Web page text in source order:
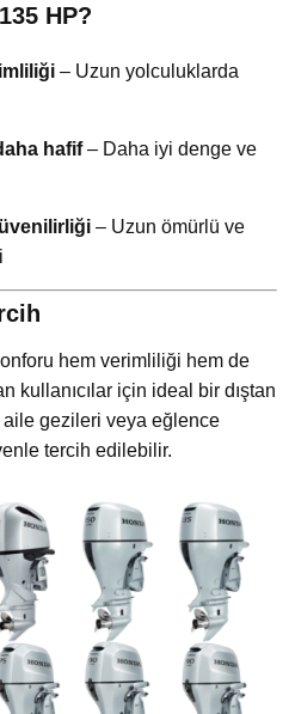
HP?
– Uzun yolculuklarda
hafif– Daha iyi denge ve
– Uzun ömürlü ve
hem verimliliği hem de
kullanıcılar için ideal bir dıştan
aile gezileri veya eğlence
tercih edilebilir.